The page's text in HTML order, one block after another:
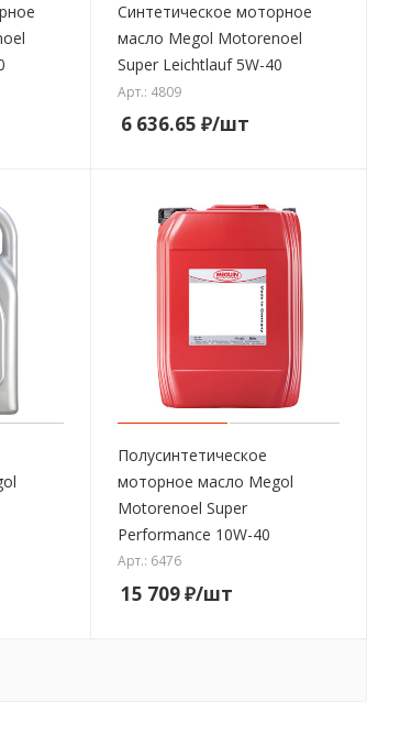
Синтетическое моторное
масло Megol Motorenoel
Super Leichtlauf 5W-40
Арт.: 4809
6 636.65 ₽/шт
Полусинтетическое
моторное масло Megol
Motorenoel Super
Performance 10W-40
Арт.: 6476
15 709₽/шт